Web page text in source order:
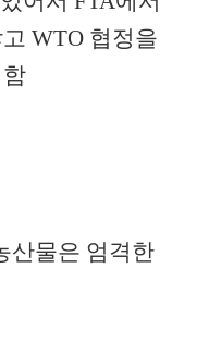
WTO 협정을
산물은 엄격한